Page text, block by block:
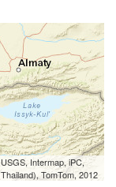
Intermap, iPC,
TomTom, 2012